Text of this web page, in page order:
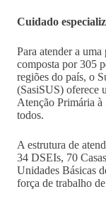
Cuidado
Para atender a
composta por 305
regiões do país, o
(SasiSUS) oferece
Atenção Primária à
todos.
A estrutura de
34 DSEIs, 70
Unidades Básicas
força de trabalho